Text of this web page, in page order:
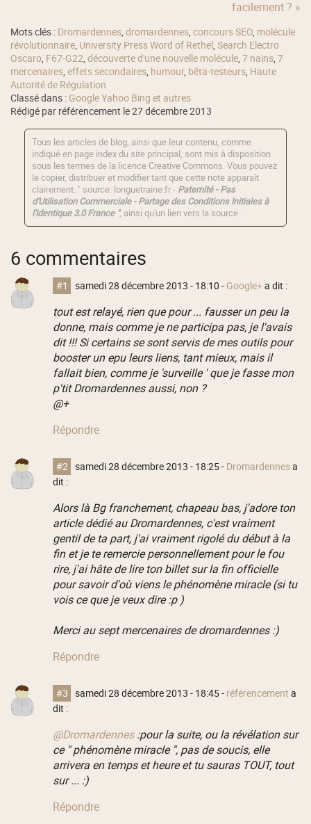
facilement ? »
Mots clés : Dromardennes,dromardennes,concours SEO, molécule
révolutionnaire, University Press Word of Rethel,Search Electro
Oscaro, F67-G22,découverte d'une nouvelle molécule,7 nains,7
mercenaires,effets secondaires, humour, bêta-testeurs, Haute
Autorité de Régulation
Classé dans : Google Yahoo Bing et autres
Rédigé par référencement le 27 décembre 2013
Tous les articles de blog, ainsi que leur contenu, comme
indiqué en page index du site principal, sont mis à disposition
sous les termes de la licence Creative Commons. Vous pouvez
le copier, distribuer et modifier tant que cette note apparaît
clairement. " source: longuetraine.fr - Paternité - Pas
d'Utilisation Commerciale - Partage des Conditions Initiales à
l'Identique 3.0 France ", ainsi qu'un lien vers la source .
6 commentaires
#1 samedi 28 décembre 2013 - 18:10 - Google+a dit :
tout est relayé, rien que pour ... fausser un peu la
donne, mais comme je ne participa pas, je l'avais
dit !!! Si certains se sont servis de mes outils pour
booster un epu leurs liens, tant mieux, mais il
fallait bien, comme je 'surveille ' que je fasse mon
p'tit Dromardennes aussi, non ?
@+
Répondre
#2 samedi 28 décembre 2013 - 18:25- Dromardennesa
dit :
Alors là Bg franchement, chapeau bas, j'adore ton
article dédié au Dromardennes, c'est vraiment
gentil de ta part, j'ai vraiment rigolé du début à la
fin et je te remercie personnellement pour le fou
rire, j'ai hâte de lire ton billet sur la fin officielle
pour savoir d'où viens le phénomène miracle (si tu
vois ce que je veux dire :p )
Merci au sept mercenaires de dromardennes :)
Répondre
#3 samedi 28 décembre 2013 - 18:45- référencement a
dit :
@Dromardennes:pour la suite, ou la révélation sur
ce " phénomène miracle ", pas de soucis, elle
arrivera en temps et heure et tu sauras TOUT, tout
sur ... :)
Répondre